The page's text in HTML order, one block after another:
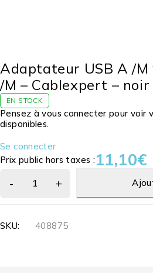
Adaptateur USB A /M
/M – Cablexpert – noir
EN STOCK
Pensez à vous connecter pour
disponibles.
Se connecter
Prix public hors taxes :11,10€
SKU: 408875